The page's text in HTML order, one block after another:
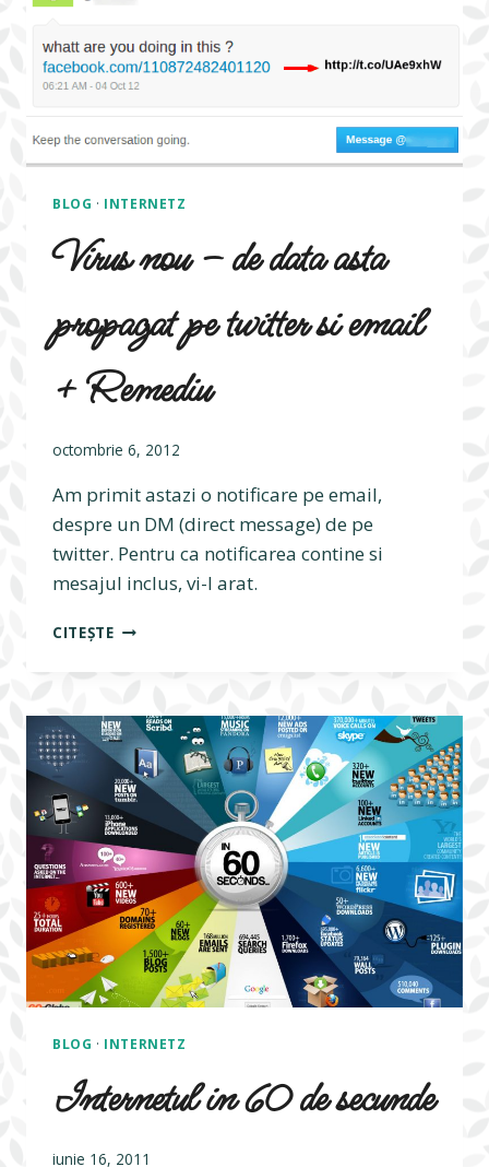
BLOG · INTERNETZ
Virus nou – de data asta
propagat pe twitter si email
+ Remediu
octombrie 6, 2012
Am primit astazi o notificare pe email,
despre un DM (direct message) de pe
twitter. Pentru ca notificarea contine si
mesajul inclus, vi-l arat.
CITEȘTEVIRUS
–
DATA
ASTA
PROPAGAT
PE
TWITTER
SI
EMAIL
+
REMEDIU
BLOG · INTERNETZ
Internetul in 60 de secunde
iunie 16, 2011